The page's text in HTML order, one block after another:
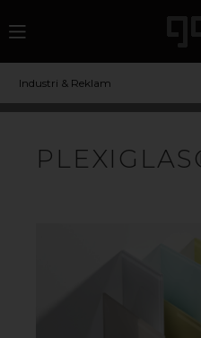
Industri & Reklam
AKRYL/
Akrylplast går ofta under
mångsidigt material
vare dess höga
stabilitet. Akrylskivor
tillverkas i en extruder
glasskivor. I grunden är